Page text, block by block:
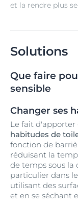
et la rendre plus
Solutions
Que faire
sensible
Changer ses
Le fait d'apporter
habitudes de
fonction de
réduisant la
de temps sous la
particulier dans
utilisant des
et en se séchant